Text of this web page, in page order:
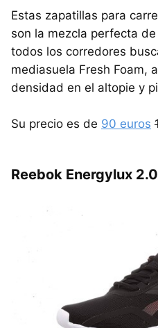
Estas zapatillas para
son la mezcla perfecta de
todos los corredores
mediasuela Fresh Foam,
densidad en el altopie y
Su precio es de 90 euros
Reebok Energylux 2.0